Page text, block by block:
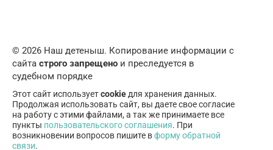
© 2026 Наш детеныш. Копирование информации с
сайта строго запрещено и преследуется в
судебном порядке
Этот сайт используетcookie для хранения данных.
Продолжая использовать сайт, вы даете свое согласие
на работу с этими файлами, а так же принимаете все
пункты пользовательского соглашения. При
возникновении вопросов пишите вформу обратной
связи.